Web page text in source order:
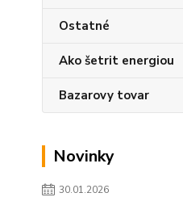
Ostatné
Ako šetrit energiou
Bazarovy tovar
Novinky
30.01.2026